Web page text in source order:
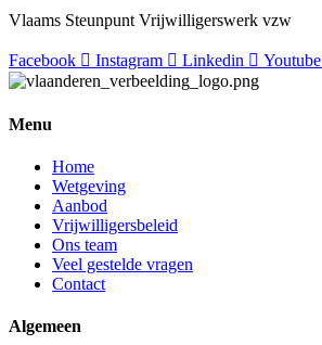
Vlaams Steunpunt Vrijwilligerswerk vzw
Facebook Instagram Linkedin Youtube
Menu
Home
Wetgeving
Aanbod
Vrijwilligersbeleid
Ons team
Veel gestelde vragen
Contact
Algemeen